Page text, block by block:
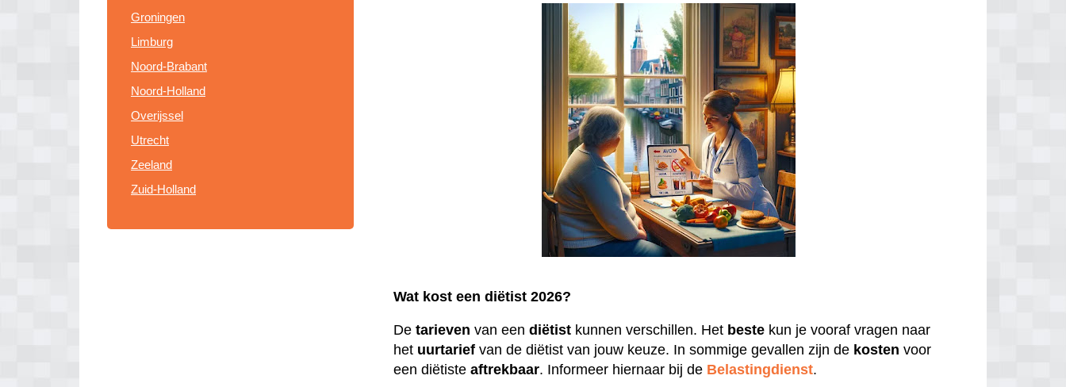
Groningen
Limburg
Noord-Brabant
Noord-Holland
Overijssel
Utrecht
Zeeland
Zuid-Holland
Wat kost een diëtist 2026?
Detarieven van eendiëtist kunnen verschillen. Het beste kun je vooraf vragen naar
het uurtarief van de diëtist van jouw keuze. In sommige gevallen zijn de kosten voor
een diëtisteaftrekbaar. Informeer hiernaar bij de Belastingdienst.